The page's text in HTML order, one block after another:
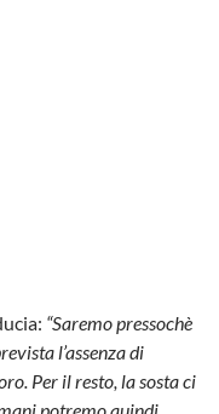
“Saremo pressochè
l’assenza di
Per il resto, la sosta ci